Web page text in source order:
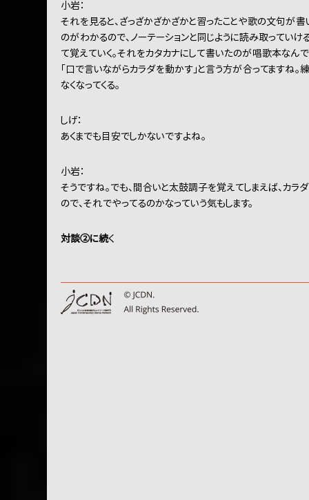
小岩：
それを見ると、ざっざかざかざかと習ったことや歌の文句が
のがわかるので、ノーテーションと同じように読み取ってい
て覚えていく。それをカタカナにして書いたのが唱歌本なんで
「口で言いながらカラダを動かす」と言う方が合ってますね。
なくなってくる。
しげ：
あくまでも目安でしかないですよね。
小岩：
そうですね。でも、間合いと太鼓調子を覚えてしまえば、カラ
ので、それでやってるのかなっていう気もします。
対談②に続く